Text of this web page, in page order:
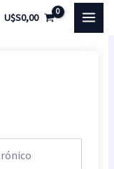
U$S0,00